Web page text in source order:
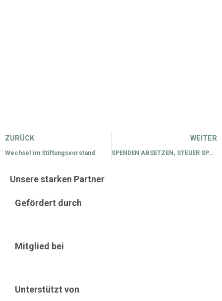
Zurück
ZURÜCK
Wechsel im Stiftungsvorstand
WEITER
SPENDEN ABSETZEN, STEUER SPAREN
Unsere starken Partner
Gefördert durch
Mitglied bei
Unterstützt von